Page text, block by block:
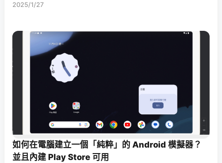
2025/1/27
如何在電腦建立一個「純粹」的 Android 模擬器？
並且內建 Play Store 可用